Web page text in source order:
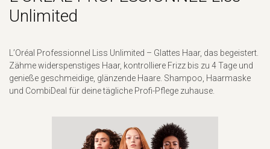
Unlimited
L’Oréal Professionnel Liss Unlimited – Glattes Haar, das begeistert.
Zähme widerspenstiges Haar, kontrolliere Frizz bis zu 4 Tage und
genieße geschmeidige, glänzende Haare. Shampoo, Haarmaske
und CombiDeal für deine tägliche Profi-Pflege zuhause.